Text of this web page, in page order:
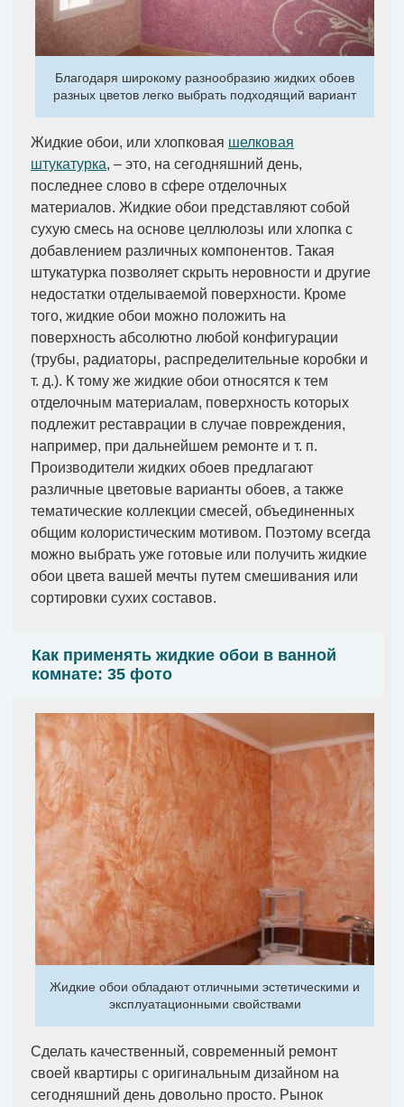
Благодаря широкому разнообразию жидких обоев
разных цветов легко выбрать подходящий вариант
Жидкие обои, или хлопковая шелковая
штукатурка, – это, на сегодняшний день,
последнее слово в сфере отделочных
материалов. Жидкие обои представляют собой
сухую смесь на основе целлюлозы или хлопка с
добавлением различных компонентов. Такая
штукатурка позволяет скрыть неровности и другие
недостатки отделываемой поверхности. Кроме
того, жидкие обои можно положить на
поверхность абсолютно любой конфигурации
(трубы, радиаторы, распределительные коробки и
т. д.). К тому же жидкие обои относятся к тем
отделочным материалам, поверхность которых
подлежит реставрации в случае повреждения,
например, при дальнейшем ремонте и т. п.
Производители жидких обоев предлагают
различные цветовые варианты обоев, а также
тематические коллекции смесей, объединенных
общим колористическим мотивом. Поэтому всегда
можно выбрать уже готовые или получить жидкие
обои цвета вашей мечты путем смешивания или
сортировки сухих составов.
Как применять жидкие обои в ванной
комнате: 35 фото
Жидкие обои обладают отличными эстетическими и
эксплуатационными свойствами
Сделать качественный, современный ремонт
своей квартиры с оригинальным дизайном на
сегодняшний день довольно просто. Рынок